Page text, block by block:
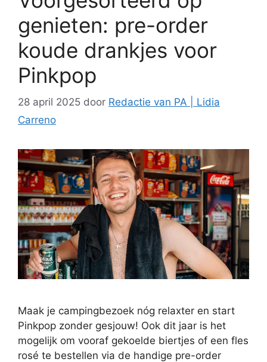
genieten: pre-order
koude drankjes voor
Pinkpop
28 april 2025 door Redactie van PA | Lidia
Carreno
Maak je campingbezoek nóg relaxter en start
Pinkpop zonder gesjouw! Ook dit jaar is het
mogelijk om vooraf gekoelde biertjes of een fles
rosé te bestellen via de handige pre-order